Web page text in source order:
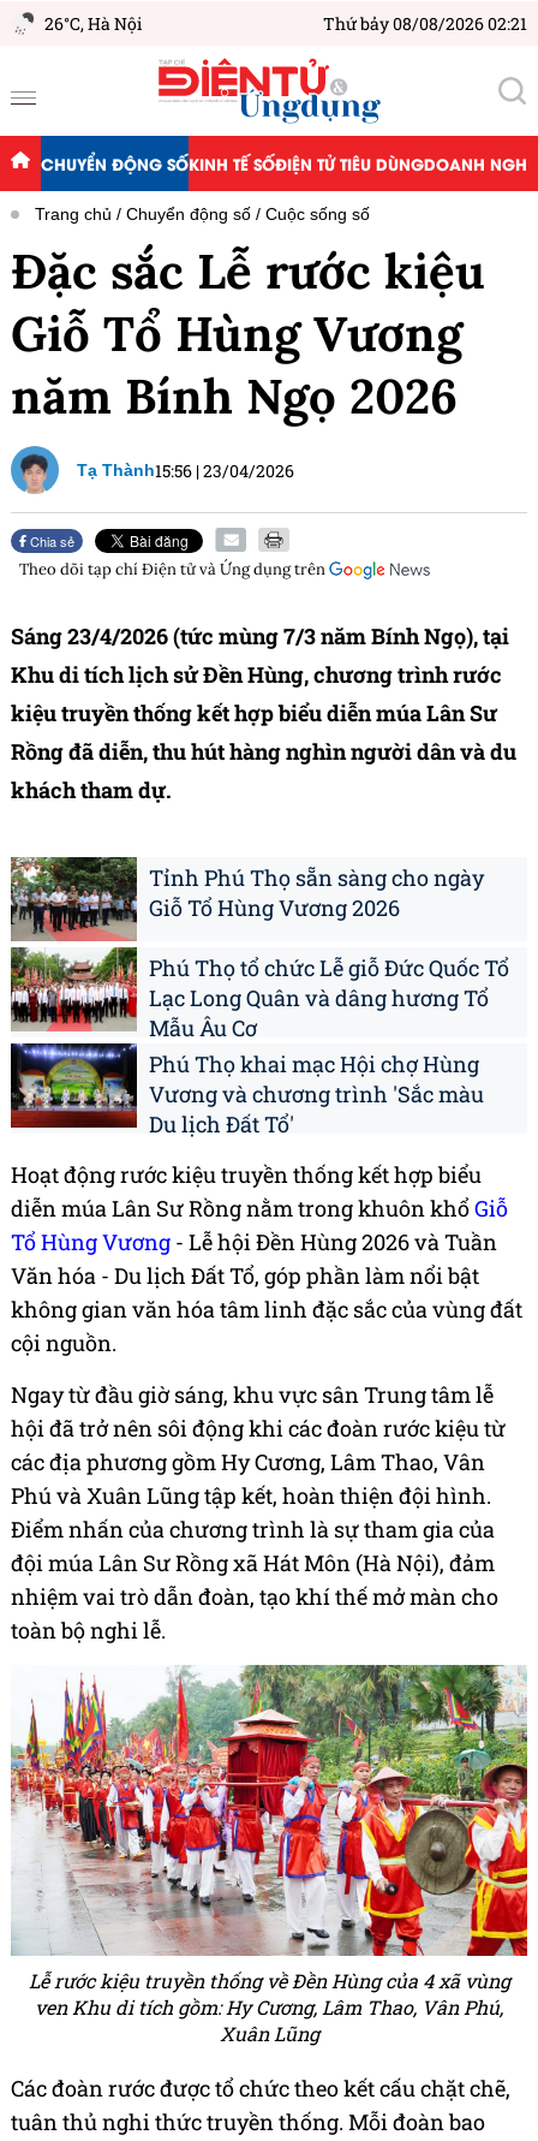
26°C,Hà Nội Thứ bảy 08/08/2026 02:21
CHUYỂN ĐỘNG SỐKINH TẾ SỐĐIỆN TỬ TIÊU DÙNGDOANH
Trang chủ Chuyển động số Cuộc sống số
Đặc sắc Lễ rước kiệu
Giỗ Tổ Hùng Vương
năm Bính Ngọ 2026
Tạ Thành15:56 |23/04/2026
Chia sẻ
Theo dõi tạp chíĐiện tử và Ứng dụngtrên
Sáng 23/4/2026 (tức mùng 7/3 năm Bính Ngọ), tại
Khu di tích lịch sử Đền Hùng, chương trình rước
kiệu truyền thống kết hợp biểu diễn múa Lân Sư
Rồng đã diễn, thu hút hàng nghìn người dân và du
khách tham dự.
Tỉnh Phú Thọ sẵn sàng cho ngày
Giỗ Tổ Hùng Vương 2026
Phú Thọ tổ chức Lễ giỗ Đức Quốc Tổ
Lạc Long Quân và dâng hương Tổ
Mẫu Âu Cơ
Phú Thọ khai mạc Hội chợ Hùng
Vương và chương trình 'Sắc màu
Du lịch Đất Tổ'
Hoạt động rước kiệu truyền thống kết hợp biểu
diễn múa Lân Sư Rồng nằm trong khuôn khổGiỗ
Tổ Hùng Vương - Lễ hội Đền Hùng 2026 và Tuần
Văn hóa - Du lịch Đất Tổ, góp phần làm nổi bật
không gian văn hóa tâm linh đặc sắc của vùng đất
cội nguồn.
Ngay từ đầu giờ sáng, khu vực sân Trung tâm lễ
hội đã trở nên sôi động khi các đoàn rước kiệu từ
các địa phương gồm Hy Cương, Lâm Thao, Vân
Phú và Xuân Lũng tập kết, hoàn thiện đội hình.
Điểm nhấn của chương trình là sự tham gia của
đội múa Lân Sư Rồng xã Hát Môn (Hà Nội), đảm
nhiệm vai trò dẫn đoàn, tạo khí thế mở màn cho
toàn bộ nghi lễ.
Lễ rước kiệu truyền thống về Đền Hùng của 4 xã vùng
ven Khu di tích gồm: Hy Cương, Lâm Thao, Vân Phú,
Xuân Lũng
Các đoàn rước được tổ chức theo kết cấu chặt chẽ,
tuân thủ nghi thức truyền thống. Mỗi đoàn bao